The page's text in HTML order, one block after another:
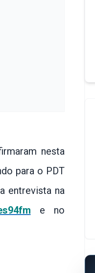
nesta
para o PDT
entrevista na
e no